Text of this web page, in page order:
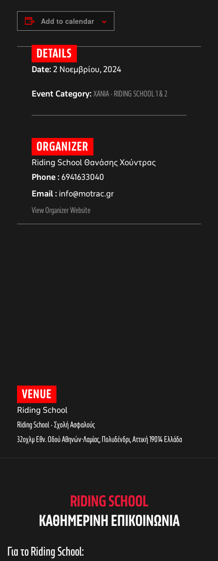
Add to calendar
DETAILS
Date:2 Νοεμβρίου, 2024
Event Category:ΧΑΝΙΑ - RIDING SCHOOL 1 & 2
ORGANIZER
Riding School Θανάσης Χούντρας
Phone 6941633040
Email info@motrac.gr
View Organizer Website
VENUE
Riding School
Riding School - Σχολή Ασφαλούς
32οχλμ Εθν. Οδού Αθηνών-Λαμίας, Πολυδένδρι,Αττική19014Ελλάδα
RIDING SCHOOL
KAΘΗΜΕΡΙΝΗ ΕΠΙΚΟΙΝΩΝΙΑ
Για το Riding School: